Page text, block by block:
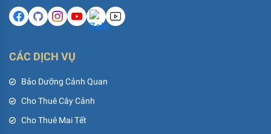
CÁC DỊCH VỤ
Bảo Dưỡng Cảnh Quan
Cho Thuê Cây Cảnh
Cho Thuê Mai Tết